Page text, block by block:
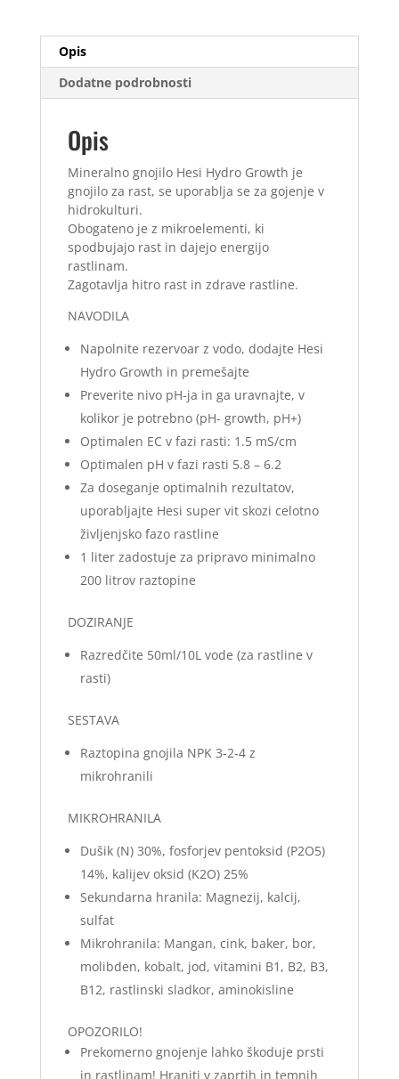
Opis
Dodatne podrobnosti
Opis
Mineralno gnojilo Hesi Hydro Growth je
gnojilo za rast, se uporablja se za gojenje v
hidrokulturi.
Obogateno je z mikroelementi, ki
spodbujajo rast in dajejo energijo
rastlinam.
Zagotavlja hitro rast in zdrave rastline.
NAVODILA
Napolnite rezervoar z vodo, dodajte Hesi
Hydro Growth in premešajte
Preverite nivo pH-ja in ga uravnajte, v
kolikor je potrebno (pH- growth, pH+)
Optimalen EC v fazi rasti: 1.5 mS/cm
Optimalen pH v fazi rasti 5.8 – 6.2
Za doseganje optimalnih rezultatov,
uporabljajte Hesi super vit skozi celotno
življenjsko fazo rastline
1 liter zadostuje za pripravo minimalno
200 litrov raztopine
DOZIRANJE
Razredčite 50ml/10L vode (za rastline v
rasti)
SESTAVA
Raztopina gnojila NPK 3-2-4 z
mikrohranili
MIKROHRANILA
Dušik (N) 30%, fosforjev pentoksid (P2O5)
14%, kalijev oksid (K2O) 25%
Sekundarna hranila: Magnezij, kalcij,
sulfat
Mikrohranila: Mangan, cink, baker, bor,
molibden, kobalt, jod, vitamini B1, B2, B3,
B12, rastlinski sladkor, aminokisline
OPOZORILO!
Prekomerno gnojenje lahko škoduje prsti
in rastlinam! Hraniti v zaprtih in temnih